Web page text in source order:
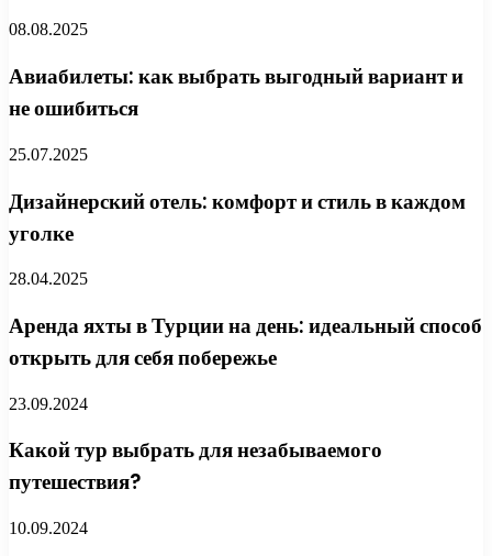
08.08.2025
Авиабилеты: как выбрать выгодный вариант и
не ошибиться
25.07.2025
Дизайнерский отель: комфорт и стиль в каждом
уголке
28.04.2025
Аренда яхты в Турции на день: идеальный способ
открыть для себя побережье
23.09.2024
Какой тур выбрать для незабываемого
путешествия?
10.09.2024